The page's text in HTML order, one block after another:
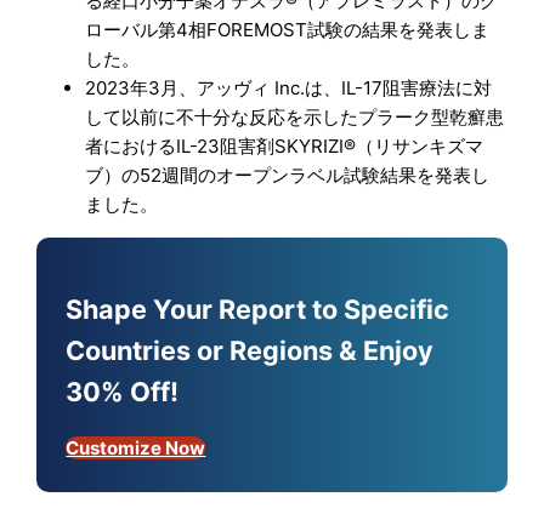
ローバル第4相FOREMOST試験の結果を発表しま
した。
2023年3月、アッヴィ Inc.は、IL-17阻害療法に対
して以前に不十分な反応を示したプラーク型乾癬患
者におけるIL-23阻害剤SKYRIZI®（リサンキズマ
ブ）の52週間のオープンラベル試験結果を発表し
ました。
Shape Your Report to Specific
Countries or Regions & Enjoy
30% Off!
Customize Now